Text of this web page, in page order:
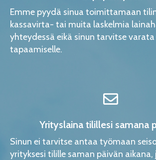
Emme pyydä sinua toimittamaan
kassavirta- tai muita laskelmia
yhteydessä eikä sinun tarvitse varata
tapaamiselle.
Yrityslaina tilillesi samana
Sinun ei tarvitse antaa työmaan
yrityksesi tilille saman päivän aikana,